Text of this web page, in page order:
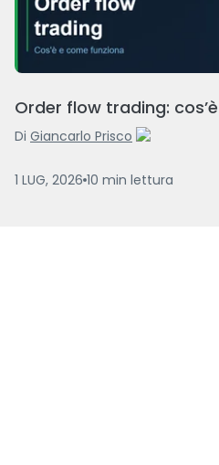
Order flow trading:
Di Giancarlo Prisco
1 LUG, 2026 10 min lettura